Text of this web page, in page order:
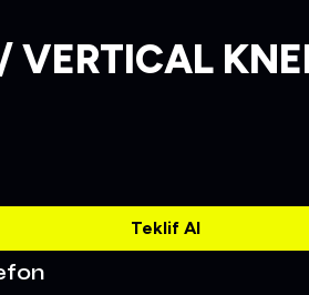
VERTICAL
Teklif Al